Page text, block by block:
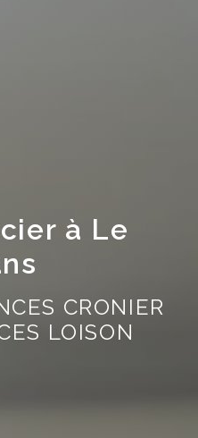
à Le
CRONIER
LOISON